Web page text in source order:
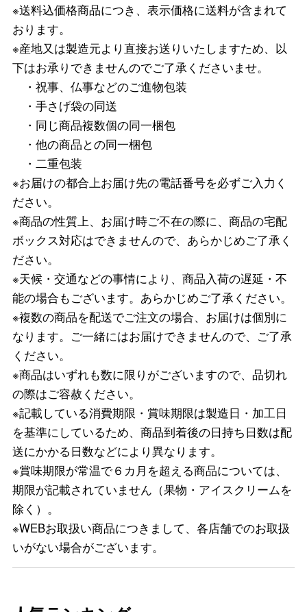
※送料込価格商品につき、表示価格に送料が含まれて
おります。
※産地又は製造元より直接お送りいたしますため、以
下はお承りできませんのでご了承くださいませ。
・祝事、仏事などのご進物包装
・手さげ袋の同送
・同じ商品複数個の同一梱包
・他の商品との同一梱包
・二重包装
※お届けの都合上お届け先の電話番号を必ずご入力く
ださい。
※商品の性質上、お届け時ご不在の際に、商品の宅配
ボックス対応はできませんので、あらかじめご了承く
ださい。
※天候・交通などの事情により、商品入荷の遅延・不
能の場合もございます。あらかじめご了承ください。
※複数の商品を配送でご注文の場合、お届けは個別に
なります。ご一緒にはお届けできませんので、ご了承
ください。
※商品はいずれも数に限りがございますので、品切れ
の際はご容赦ください。
※記載している消費期限・賞味期限は製造日・加工日
を基準にしているため、商品到着後の日持ち日数は配
送にかかる日数などにより異なります。
※賞味期限が常温で６カ月を超える商品については、
期限が記載されていません（果物・アイスクリームを
除く）。
※WEBお取扱い商品につきまして、各店舗でのお取扱
いがない場合がございます。